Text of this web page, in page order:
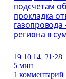
подсчетам
прокладка
региона в
19.10.14, 21:28
5 мин
1 комментарий